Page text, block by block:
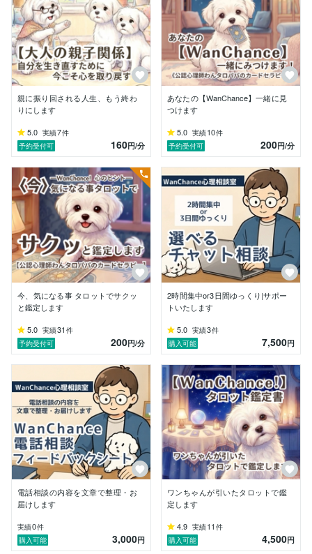
https://coconala.com/blogs/5309455/704434
【WanChance心理相談室が大切にしていること】
「何とかしたい」
「今の状況を変えたい」
ね。
ただ、長く続いた環境や人間関係、
積み重なった出来事によって、
今はその力が見えなくなっているだけ。
目の前に見えている問題だけが問題とは限りません。
私は、その背景にある心の動きや人間関係、
言葉にならない思いへ耳を傾けます。
─今、ココをみているあなたに寄り添えるなら
・親子関係の悩み
・夫婦関係やパートナーとの問題
・同じ問題を繰り返してしまう辛さ
上手に話す必要はありません。
話をまとめる必要もありません。
考えながら話す必要もありません。
整理するのはこちらの役目です。
あなたは、その時に感じたことを話してください。
怒りでも、不安でも、愚痴でも構いません。
その中に、まだ言葉になっていない【望み】が潜んでい
私は、そのヒントを拾い上げ、
親に振り回される人生、もう終わ
りにします
5.0 実績7件
予約受付可
160円/分
あなたの【WanChance】一緒に見
つけます
5.0 実績10件
予約受付可
200円/分
今、気になる事 タロットでサクッ
と鑑定します
5.0 実績31 件
予約受付可
200円/分
2時間集中or3日間ゆっくり|サポー
トいたします
5.0 実績3件
購入可能
7,500円
電話相談の内容を文章で整理・お
届けします
実績0件
購入可能
3,000円
ワンちゃんが引いたタロットで鑑
定します
4.9 実績11 件
購入可能
4,500円